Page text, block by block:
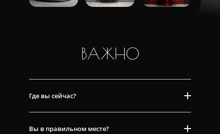
ВАЖНО
Где вы сейчас?
Вы в правильном месте?